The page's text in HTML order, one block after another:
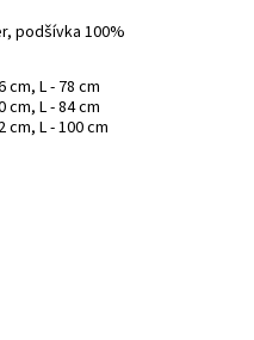
podšívka 100%
cm, L - 78 cm
cm, L - 84 cm
cm, L - 100 cm